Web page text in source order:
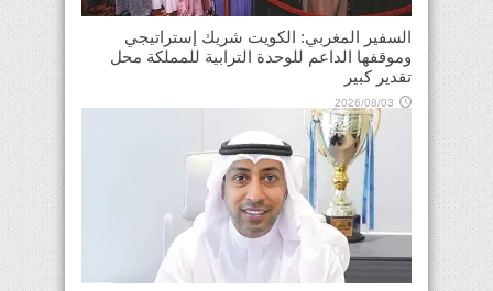
السفير المغربي: الكويت شريك إستراتيجي
وموقفها الداعم للوحدة الترابية للمملكة محل
تقدير كبير
2026/08/03